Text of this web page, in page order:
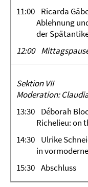
11:00 Ricarda
Ablehnung und
der
12:00
Sektion VII
Moderation:
13:30 Déborah
Richelieu: on the
14:30 Ulrike
in
15:30 Abschluss